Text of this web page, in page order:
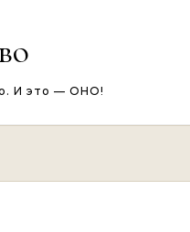
И это — ОНО!